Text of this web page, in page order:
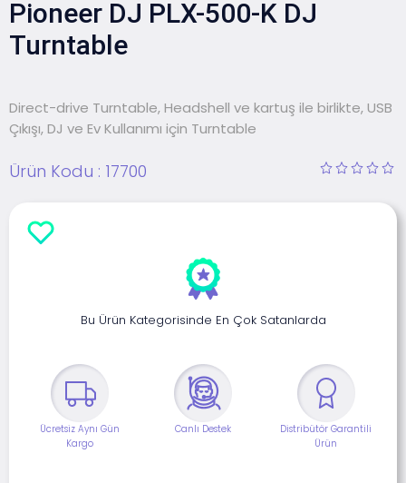
Pioneer DJ PLX-500-K DJ
Turntable
Direct-drive Turntable, Headshell ve kartuş ile birlikte, USB
Çıkışı, DJ ve Ev Kullanımı için Turntable
Ürün Kodu : 17700
Bu Ürün Kategorisinde En Çok Satanlarda
Ücretsiz Aynı Gün
Kargo
Canlı Destek
Distribütör Garantili
Ürün